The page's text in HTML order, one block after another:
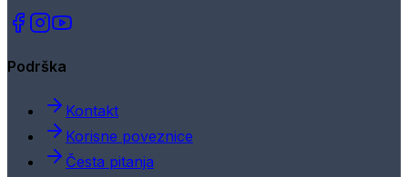
Podrška
Kontakt
Korisne poveznice
Česta pitanja